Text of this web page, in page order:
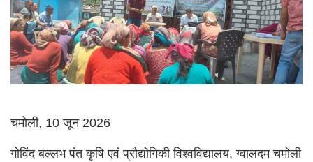
चमोली, 10 जून 2026
गोविंद बल्लभ पंत कृषि एवं प्रौद्योगिकी विश्वविद्यालय, ग्वालदम चमोली